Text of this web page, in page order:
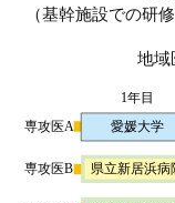
（基幹施設での研
地域